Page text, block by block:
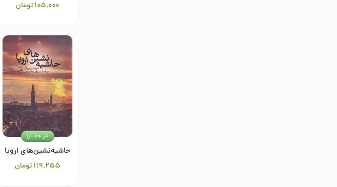
۱۰۵٬۰۰۰تومان
حاشیه‌نشین‌های اروپا
۱۱۹٬۲۵۵ تومان
در حد نو